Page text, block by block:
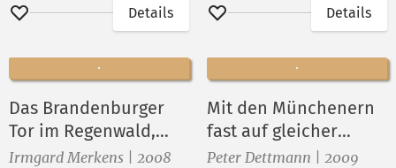
Merken
Details
Merken
Details
Das Brandenburger
Tor im Regenwald,
Blatt 1
Irmgard Merkens | 2008
Mit den Münchenern
fast auf gleicher
Augenhöhe
Peter Dettmann | 2009